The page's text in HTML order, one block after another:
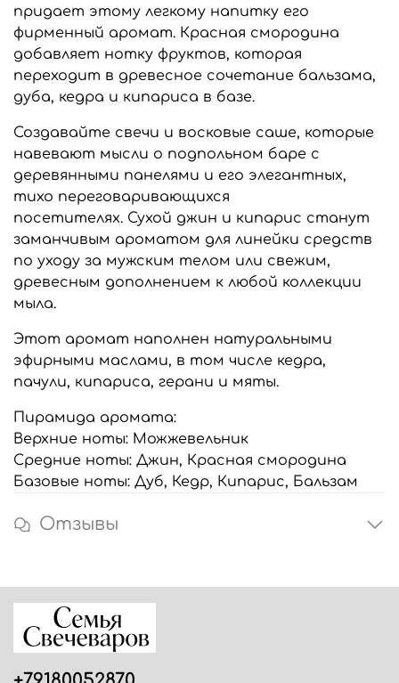
придает этому легкому напитку его
фирменный аромат. Красная смородина
добавляет нотку фруктов, которая
переходит в древесное сочетание бальзама,
дуба, кедра и кипариса в базе.
Создавайте свечи и восковые саше, которые
навевают мысли о подпольном баре с
деревянными панелями и его элегантных,
тихо переговаривающихся
посетителях. Сухой джин и кипарис станут
заманчивым ароматом для линейки средств
по уходу за мужским телом или свежим,
древесным дополнением к любой коллекции
мыла.
Этот аромат наполнен натуральными
эфирными маслами, в том числе кедра,
пачули, кипариса, герани и мяты.
Пирамида аромата:
Верхние ноты: Можжевельник
Средние ноты: Джин, Красная смородина
Базовые ноты: Дуб, Кедр, Кипарис, Бальзам
Отзывы